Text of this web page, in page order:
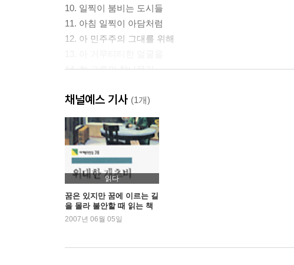
10. 일찍이 붐비는 도시들
11. 아침 일찍이 아담처럼
12. 아 민주주의 그대를 위해
14. 한 그루의 참나무가
16. 그리며 사색하는 이 순간
17. 나를 비난했다고들 한다
18. 일손을 절약하는
19. 이따금 사랑하는 이와
20. 자주 찾는 그대여
21. 나를 닮은 저 그림자
22. 한길의 노래 1
23. 한길의 노래 11
24. 한길의 노래 14
채널예스 기사 (1개)
읽다
꿈은 있지만 꿈에 이르는 길
을 몰라 불안할 때 읽는 책
2007년 06월 05일